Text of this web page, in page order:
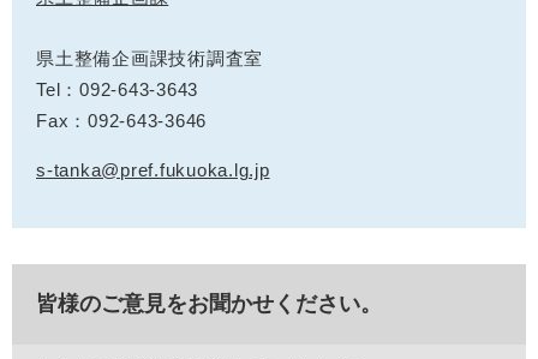
県土整備企画課技術調査室
Tel：092-643-3643
Fax：092-643-3646
s-tanka@pref.fukuoka.lg.jp
皆様のご意見をお聞かせください。